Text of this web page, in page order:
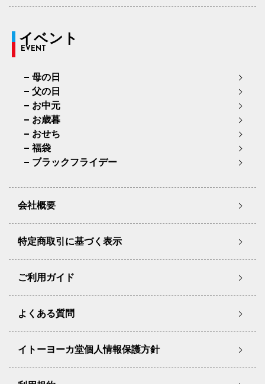
イベント
EVENT
母の日
父の日
お中元
お歳暮
おせち
福袋
ブラックフライデー
会社概要
特定商取引に基づく表示
ご利用ガイド
よくある質問
イトーヨーカ堂個人情報保護方針